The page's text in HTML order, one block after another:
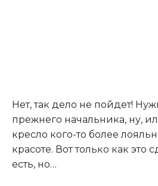
Нет, так дело не пойдет!
прежнего начальника, ну,
кресло кого-то более
красоте. Вот только как это
есть, но…